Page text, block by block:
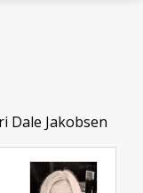
Dale Jakobsen